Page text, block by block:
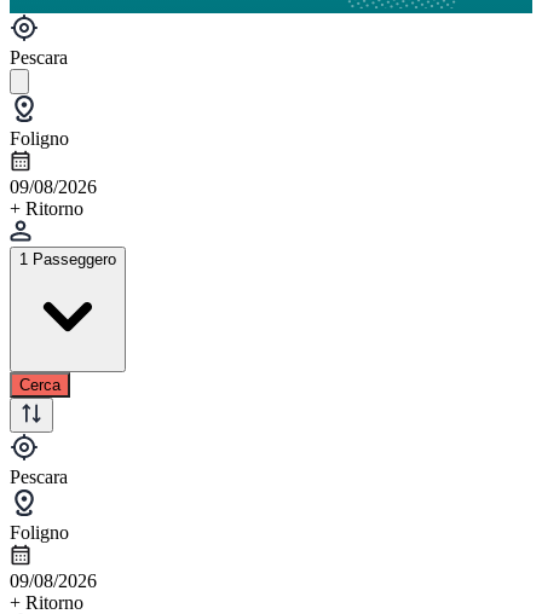
Pescara
Foligno
09/08/2026
+ Ritorno
1 Passeggero
Cerca
Pescara
Foligno
09/08/2026
+ Ritorno